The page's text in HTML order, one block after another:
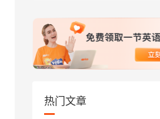
热门文章